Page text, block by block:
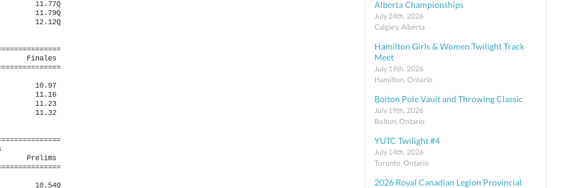
Alberta Championships
July 24th, 2026
Calgary, Alberta
Hamilton Girls & Women Twilight Track
Meet
July 19th, 2026
Hamilton, Ontario
Bolton Pole Vault and Throwing Classic
July 19th, 2026
Bolton, Ontario
YUTC Twilight #4
July 14th, 2026
Toronto, Ontario
2026 Royal Canadian Legion Provincial